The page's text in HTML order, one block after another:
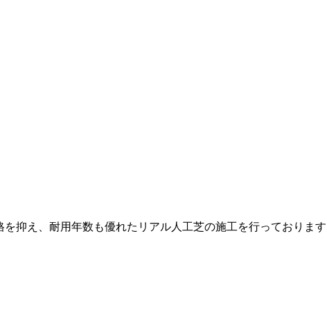
抑え、耐用年数も優れたリアル人工芝の施工を行っておりま